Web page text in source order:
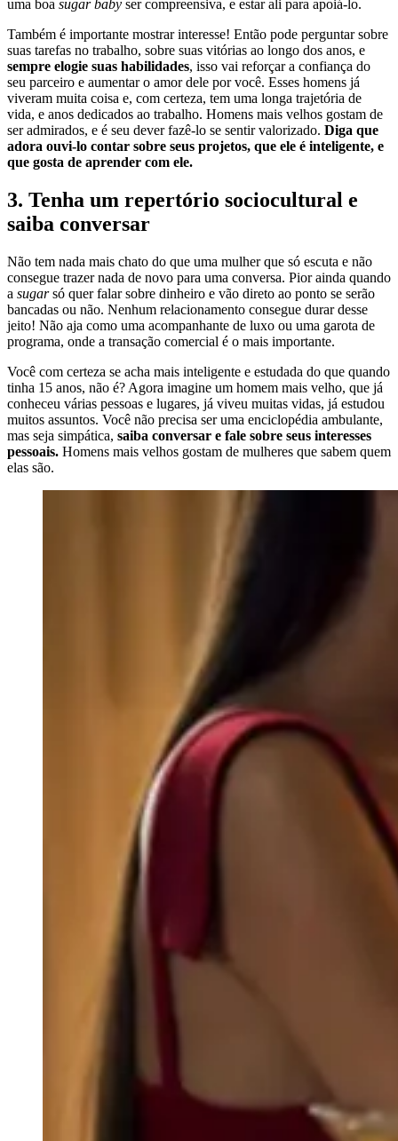
uma boa sugar baby ser compreensiva, e estar ali para apoiá-lo.
Também é importante mostrar interesse! Então pode perguntar sobre
suas tarefas no trabalho, sobre suas vitórias ao longo dos anos, e
sempre elogie suas habilidades, isso vai reforçar a confiança do
seu parceiro e aumentar o amor dele por você. Esses homens já
viveram muita coisa e, com certeza, tem uma longa trajetória de
vida, e anos dedicados ao trabalho. Homens mais velhos gostam de
ser admirados, e é seu dever fazê-lo se sentir valorizado. Diga que
adora ouvi-lo contar sobre seus projetos, que ele é inteligente, e
que gosta de aprender com ele.
3. Tenha um repertório sociocultural e
saiba conversar
Não tem nada mais chato do que uma mulher que só escuta e não
consegue trazer nada de novo para uma conversa. Pior ainda quando
a sugarsó quer falar sobre dinheiro e vão direto ao ponto se serão
bancadas ou não. Nenhum relacionamento consegue durar desse
jeito! Não aja como uma acompanhante de luxo ou uma garota de
programa, onde a transação comercial é o mais importante.
Você com certeza se acha mais inteligente e estudada do que quando
tinha 15 anos, não é? Agora imagine um homem mais velho, que já
conheceu várias pessoas e lugares, já viveu muitas vidas, já estudou
muitos assuntos. Você não precisa ser uma enciclopédia ambulante,
mas seja simpática, saiba conversar e fale sobre seus interesses
pessoais. Homens mais velhos gostam de mulheres que sabem quem
elas são.